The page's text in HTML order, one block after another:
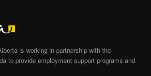
is working in partnership with the
to provide employment support programs and